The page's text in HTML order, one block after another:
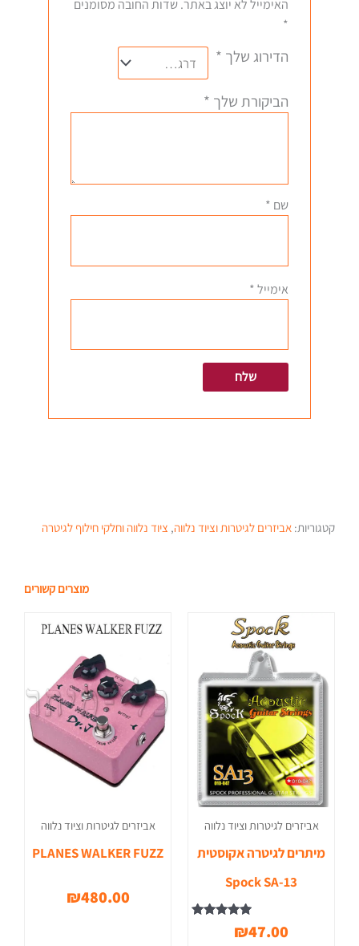
האימייל לא יוצג באתר.שדות החובה מסומנים
*
הדירוג שלך *
הביקורת שלך *
שם *
אימייל*
קטגוריות: אביזרים לגיטרות וציוד נלווה, ציוד נלווה וחלקי חילוף לגיטרה
מוצרים קשורים
אביזרים לגיטרות וציוד נלווה
מיתרים לגיטרה אקוסטית
Spock SA-13
₪47.00
אביזרים לגיטרות וציוד נלווה
PLANES WALKER FUZZ
₪480.00